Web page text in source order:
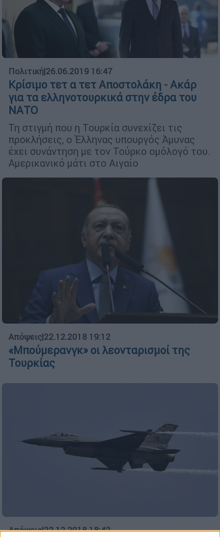
Πολιτική|26.06.2019 16:47
Κρίσιμο τετ α τετ Αποστολάκη - Ακάρ
για τα ελληνοτουρκικά στην έδρα του
ΝΑΤΟ
Τη στιγμή που η Τουρκία συνεχίζει τις
προκλήσεις, ο Έλληνας υπουργός Άμυνας
έχει συνάντηση με τον Τούρκο ομόλογό του.
Αμερικανικό μάτι στο Αιγαίο
Απόψεις|22.12.2018 19:12
«Μπούµερανγκ» οι λεονταρισµοί της
Τουρκίας
Απόψεις|22.12.2018 18:42